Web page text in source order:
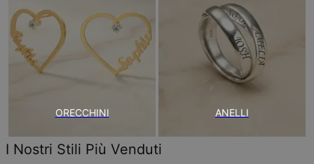
ORECCHINI ANELLI
I Nostri Stili Più Venduti